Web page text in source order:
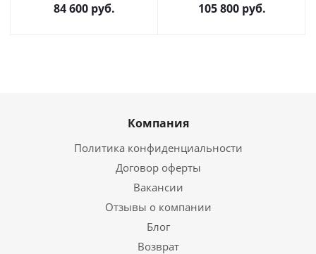
84 600 руб. 105 800руб.
Компания
Политика конфиденциальности
Договор оферты
Вакансии
Отзывы о компании
Блог
Возврат